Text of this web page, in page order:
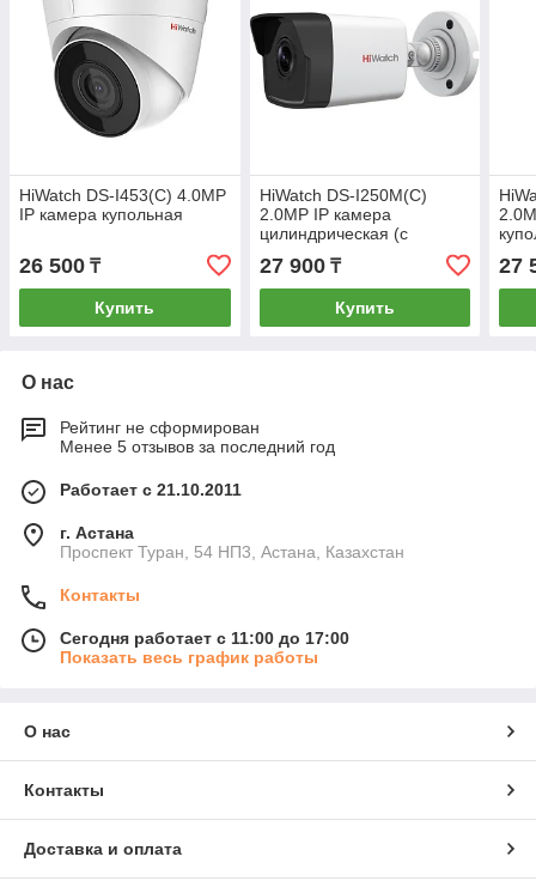
HiWatch DS-I453(C) 4.0MP
IP камера купольная
26 500 ₸
Купить
HiWatch DS-I250M(C)
2.0MP IP камера
цилиндрическая (с
микрофоном)
27 900₸
Купить
27
О нас
Рейтинг не сформирован
Менее 5 отзывов за последний год
Работает с 21.10.2011
г. Астана
Проспект Туран, 54 НП3, Астана, Казахстан
Контакты
Сегодня работает с 11:00 до 17:00
Показать весь график работы
О нас
Контакты
Доставка и оплата